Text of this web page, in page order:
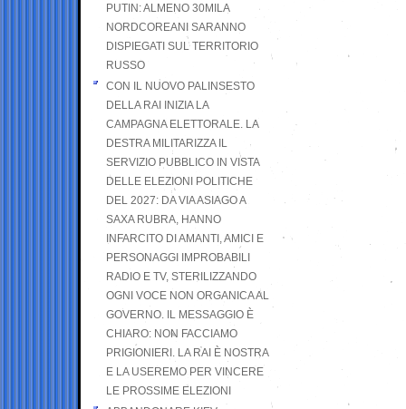
PUTIN: ALMENO 30MILA
NORDCOREANI SARANNO
DISPIEGATI SUL TERRITORIO
RUSSO
CON IL NUOVO PALINSESTO
DELLA RAI INIZIA LA
CAMPAGNA ELETTORALE. LA
DESTRA MILITARIZZA IL
SERVIZIO PUBBLICO IN VISTA
DELLE ELEZIONI POLITICHE
DEL 2027: DA VIA ASIAGO A
SAXA RUBRA, HANNO
INFARCITO DI AMANTI, AMICI E
PERSONAGGI IMPROBABILI
RADIO E TV, STERILIZZANDO
OGNI VOCE NON ORGANICA AL
GOVERNO. IL MESSAGGIO È
CHIARO: NON FACCIAMO
PRIGIONIERI. LA RAI È NOSTRA
E LA USEREMO PER VINCERE
LE PROSSIME ELEZIONI